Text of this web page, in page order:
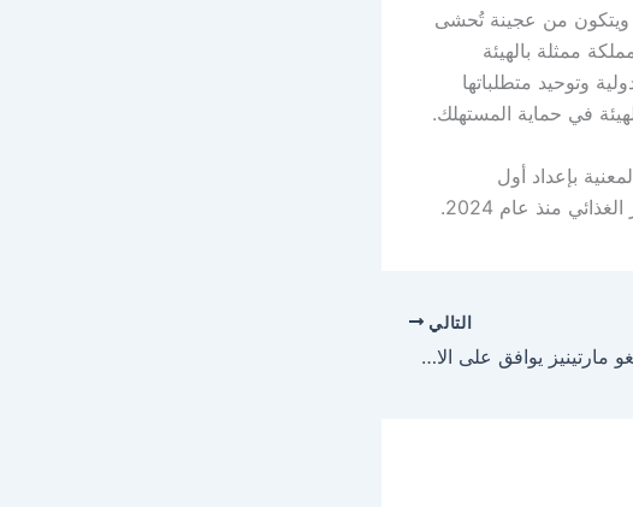
ويتكون من عجينة تُحشى
ممثلة بالهيئة
وتوحيد متطلباتها
في حماية المستهلك.
بإعداد أول
منذ عام 2024.
التالي
الإسباني إينيغو مارتينيز يوافق على الاستمرار مع النصر موسم